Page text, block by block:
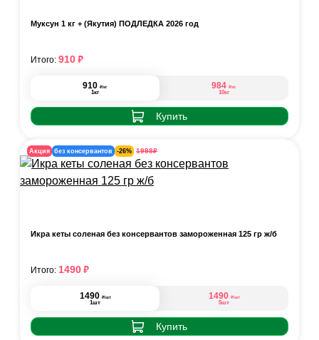
Муксун 1 кг + (Якутия) ПОДЛЁДКА 2026 год
910 ₽/кг
1кг
984 ₽/кг
10кг
Купить
Итого: 910₽
Акция без консервантов -26% 1998₽
Икра кеты соленая без консервантов замороженная 125 гр ж/б
1490 ₽/шт
1шт
1490 ₽/шт
5шт
Купить
Итого: 1490₽